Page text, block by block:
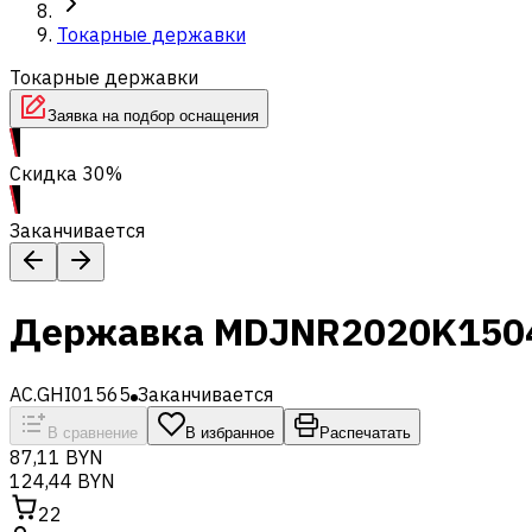
Токарные державки
Токарные державки
Заявка на подбор оснащения
Скидка 30%
Заканчивается
Державка
AC.GHI01565 Заканчивается
В сравнение В избранное Распечатать
87,11 BYN
124,44 BYN
22